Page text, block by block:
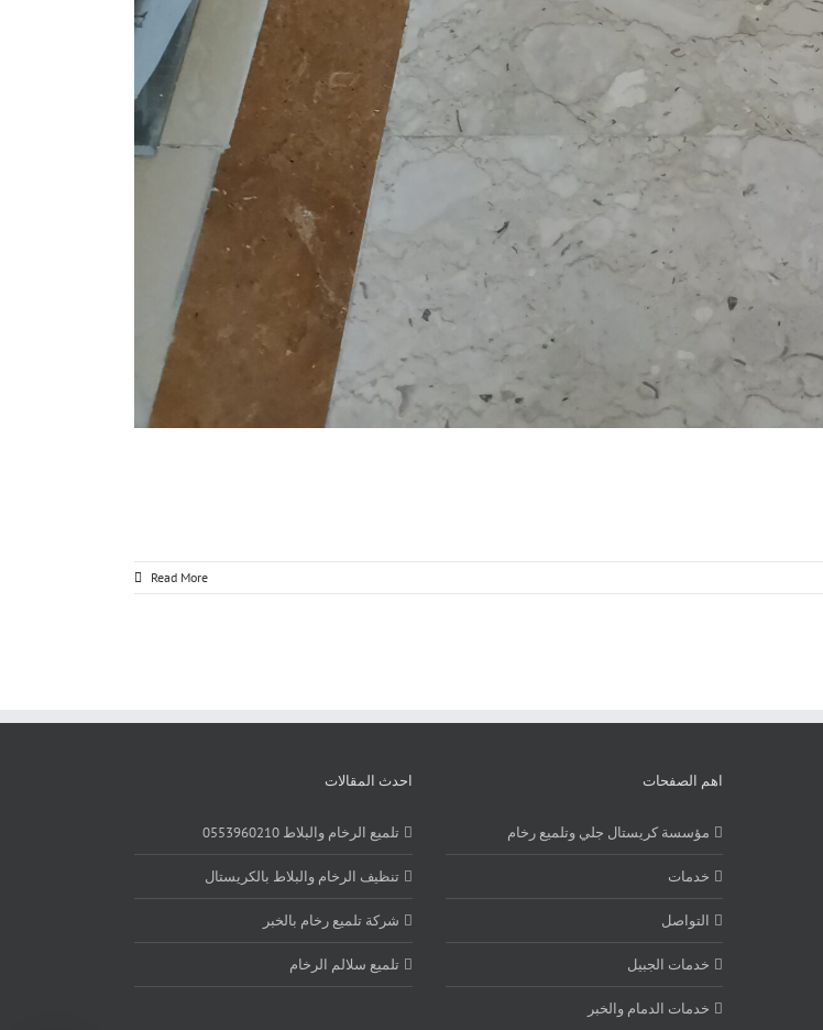
Read More
اهم الصفحات
مؤسسة كريستال جلي وتلميع رخام
خدمات
التواصل
خدمات الجبيل
خدمات الدمام والخبر
احدث المقالات
تلميع الرخام والبلاط 0553960210
تنظيف الرخام والبلاط بالكريستال
شركة تلميع رخام بالخبر
تلميع سلالم الرخام